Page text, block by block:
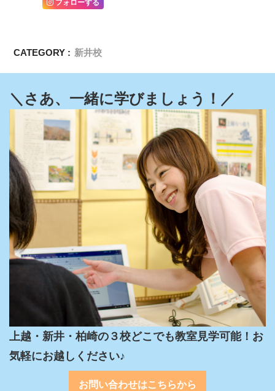
フォローする
CATEGORY : 新井校
＼さあ、一緒に学びましょう！／
上越・新井・柏崎の３校どこでも教室見学可能！お
気軽にお越しください♪
お問い合わせはこちらから